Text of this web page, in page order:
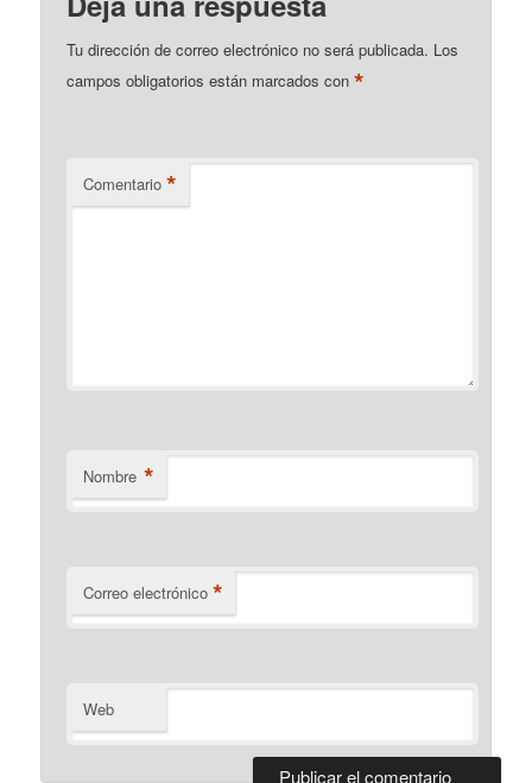
Tu dirección de correo electrónico no será publicada. Los
campos obligatorios están marcados con*
Comentario *
Nombre *
Correo electrónico *
Web